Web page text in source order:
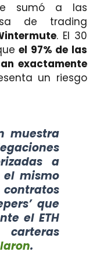
sumó a las
de trading
. El 30
el 97% de las
exactamente
un riesgo
muestra
a
mismo
que
el ETH
.